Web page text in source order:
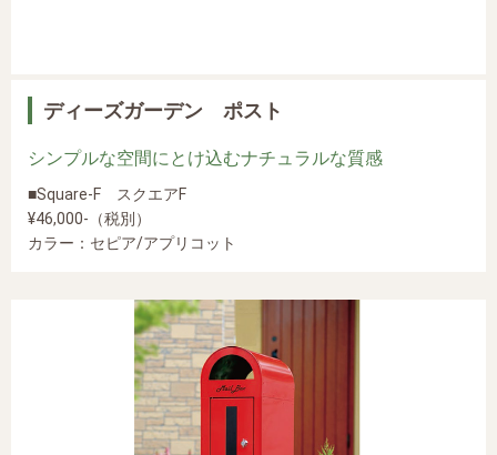
ディーズガーデン ポスト
シンプルな空間にとけ込むナチュラルな質感
■Square-F スクエアF
¥46,000-（税別）
カラー：セピア/アプリコット